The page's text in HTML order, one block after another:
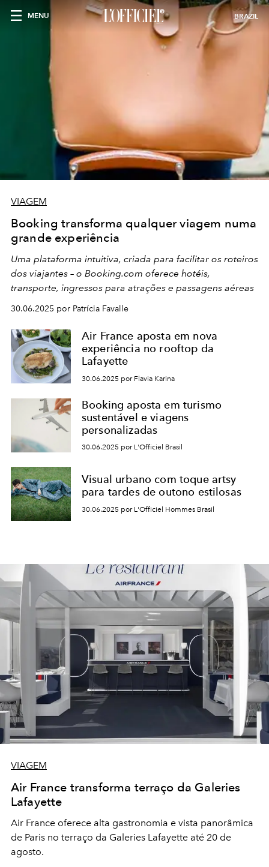
MENU BRAZIL
VIAGEM
Booking transforma qualquer viagem numa
grande experiência
Uma plataforma intuitiva, criada para facilitar os roteiros
dos viajantes – o Booking.com oferece hotéis,
transporte, ingressos para atrações e passagens aéreas
30.06.2025 por Patrícia Favalle
Air France aposta em nova
experiência no rooftop da
Lafayette
30.06.2025 por Flavia Karina
Booking aposta em turismo
sustentável e viagens
personalizadas
30.06.2025 por L'Officiel Brasil
Visual urbano com toque artsy
para tardes de outono estilosas
30.06.2025 por L'Officiel Hommes Brasil
VIAGEM
Air France transforma terraço da Galeries
Lafayette
Air France oferece alta gastronomia e vista panorâmica
de Paris no terraço da Galeries Lafayette até 20 de
agosto.